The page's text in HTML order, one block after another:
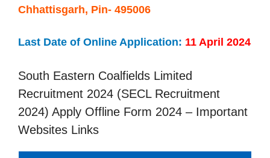
Chhattisgarh, Pin- 495006
Last Date of Online Application: 11 April 2024
South Eastern Coalfields Limited
Recruitment 2024 (SECL Recruitment
2024) Apply Offline Form 2024 – Important
Websites Links